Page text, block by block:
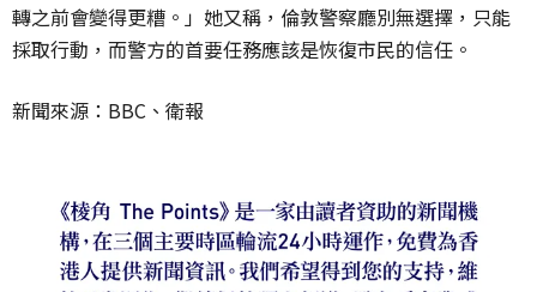
轉之前會變得更糟。」她又稱，倫敦警察廳別無選擇，只能
採取行動，而警方的首要任務應該是恢復市民的信任。
新聞來源：BBC、衛報